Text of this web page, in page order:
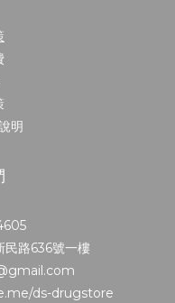
明
民路636號一樓
ds-drugstore